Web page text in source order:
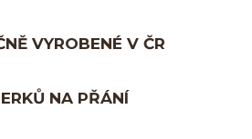
VYROBENÉ V ČR
NA PŘÁNÍ